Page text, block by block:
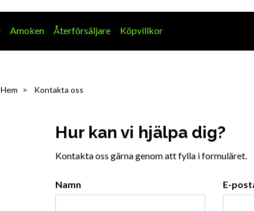
Amoken Återförsäljare Köpvillkor
Hem Kontakta oss
Hur kan vi hjälpa dig?
Kontakta oss gärna genom att fylla i formuläret.
Namn E-